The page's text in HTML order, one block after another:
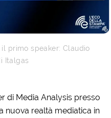
primo speaker: Claudio
Italgas
di Media Analysis presso
nuova realtà mediatica in